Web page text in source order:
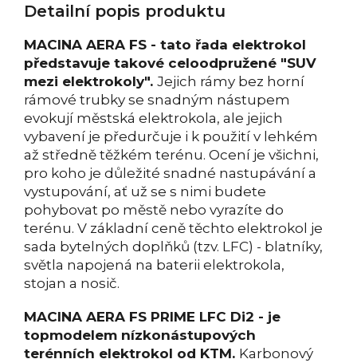
Detailní popis produktu
MACINA AERA FS - tato řada elektrokol
představuje takové celoodpružené "SUV
mezi elektrokoly". Jejich rámy bez horní
rámové trubky se snadným nástupem
evokují městská elektrokola, ale jejich
vybavení je předurčuje i k použití v lehkém
až středně těžkém terénu. Ocení je všichni,
pro koho je důležité snadné nastupávání a
vystupování, ať už se s nimi budete
pohybovat po městě nebo vyrazíte do
terénu. V základní ceně těchto elektrokol je
sada bytelných doplňků (tzv. LFC) - blatníky,
světla napojená na baterii elektrokola,
stojan a nosič.
MACINA AERA FS PRIME LFC Di2 - je
topmodelem nízkonástupových
terénních elektrokol od KTM. Karbonový